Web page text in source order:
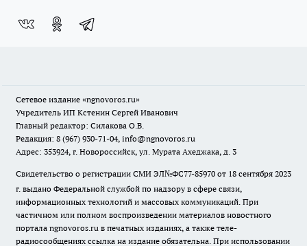
Сетевое издание «ngnovoros.ru»
Учредитель ИП Кстенин Сергей Иванович
Главный редактор: Силакова О.В.
Редакция: 8 (967) 930-71-04, info@ngnovoros.ru
Адрес: 353924, г. Новороссийск, ул. Мурата Ахеджака, д. 3
Свидетельство о регистрации СМИ ЭЛ№ФС77-85970 от 18 сентября 2023
г. выдано Федеральной службой по надзору в сфере связи,
информационных технологий и массовых коммуникаций. При
частичном или полном воспроизведении материалов новостного
портала ngnovoros.ru в печатных изданиях, а также теле-
радиосообщениях ссылка на издание обязательна. При использовании